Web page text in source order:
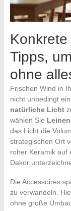
Tipps,
ohne
Frischen Wind in
nicht unbedingt
natürliche Licht
wählen Sie
das Licht die
strategischen Ort
roher Keramik auf
Dekor
Die Accessoires
zu verwandeln.
ohne große